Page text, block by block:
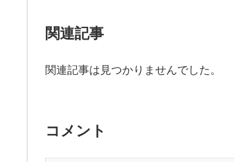
関連記事
関連記事は見つかりませんでした。
コメント